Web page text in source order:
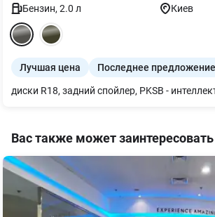
Бензин, 2.0 л Киев
Лучшая цена Последнее предложение
Вас также может заинтересовать